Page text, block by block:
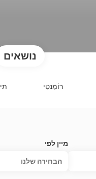
נושאים
רוֹמַנטִי
מיין לפי
הבחירה שלנו